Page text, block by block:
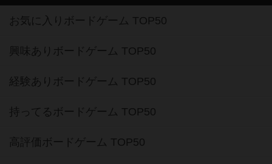
お気に入りボードゲーム TOP50
興味ありボードゲーム TOP50
経験ありボードゲーム TOP50
持ってるボードゲーム TOP50
高評価ボードゲーム TOP50